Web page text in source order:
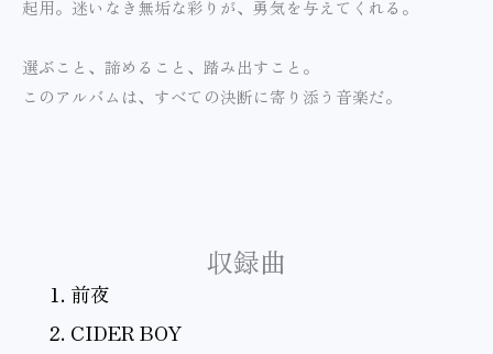
起用。迷いなき無垢な彩りが、勇気を与えてくれる。
選ぶこと、諦めること、踏み出すこと。
このアルバムは、すべての決断に寄り添う音楽だ。
収録曲
前夜
CIDER BOY